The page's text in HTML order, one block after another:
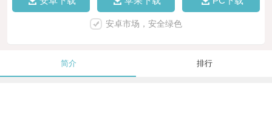
安卓市场，安全绿色
简介 排行